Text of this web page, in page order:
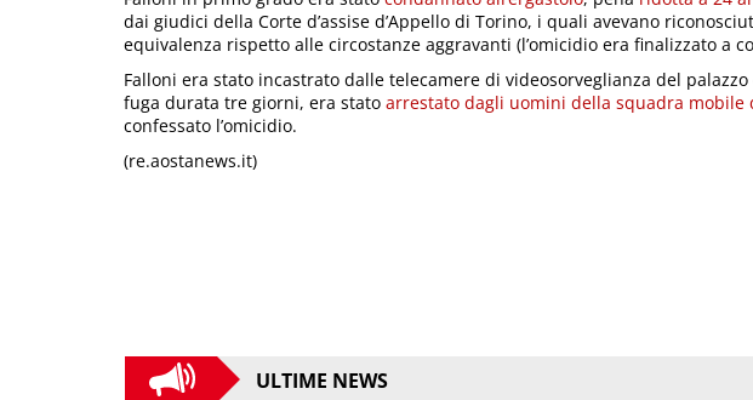
dai giudici della Corte d’assise d’Appello di Torino, i quali avevano
equivalenza rispetto alle circostanze aggravanti (l’omicidio era finalizzato a
Falloni era stato incastrato dalle telecamere di videosorveglianza del
fuga durata tre giorni, era stato arrestato dagli uomini della squadra mobile
confessato l’omicidio.
(re.aostanews.it)
ULTIME NEWS